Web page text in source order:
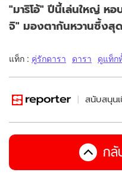
"มาริโอ้" ปีนี้เล่นใหญ่ หอ
จิ" มองตากันหวานซึ้งสุ
แท็ก : คู่รักดารา ดารา ดูแท็ก
สนับสนุน
กลั